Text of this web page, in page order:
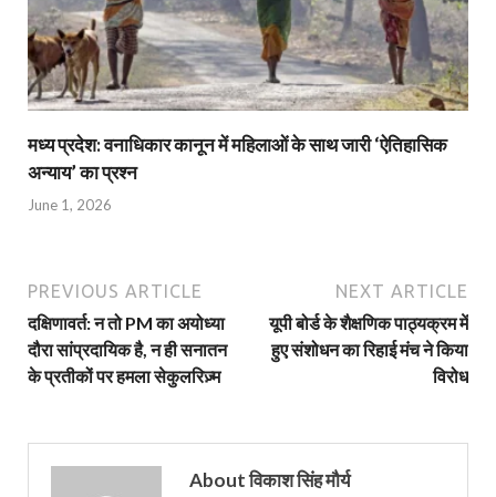
मध्य प्रदेश: वनाधिकार कानून में महिलाओं के साथ जारी ‘ऐतिहासिक
अन्याय’ का प्रश्न
June 1, 2026
PREVIOUS ARTICLE
दक्षिणावर्त: न तो PM का अयोध्या
दौरा सांप्रदायिक है, न ही सनातन
के प्रतीकों पर हमला सेकुलरिज़्म
NEXT ARTICLE
यूपी बोर्ड के शैक्षणिक पाठ्यक्रम में
हुए संशोधन का रिहाई मंच ने किया
विरोध
About विकाश सिंह मौर्य